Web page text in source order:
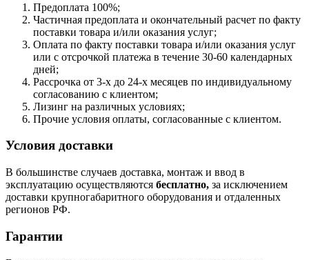
Предоплата 100%;
Частичная предоплата и окончательный расчет по факту
поставки товара и/или оказания услуг;
Оплата по факту поставки товара и/или оказания услуг
или с отсрочкой платежа в течение 30-60 календарных
дней;
Рассрочка от 3-х до 24-х месяцев по индивидуальному
согласованию с клиентом;
Лизинг на различных условиях;
Прочие условия оплаты, согласованные с клиентом.
Условия доставки
В большинстве случаев доставка, монтаж и ввод в
эксплуатацию осуществляются бесплатно, за исключением
доставки крупногабаритного оборудования и отдаленных
регионов РФ.
Гарантии